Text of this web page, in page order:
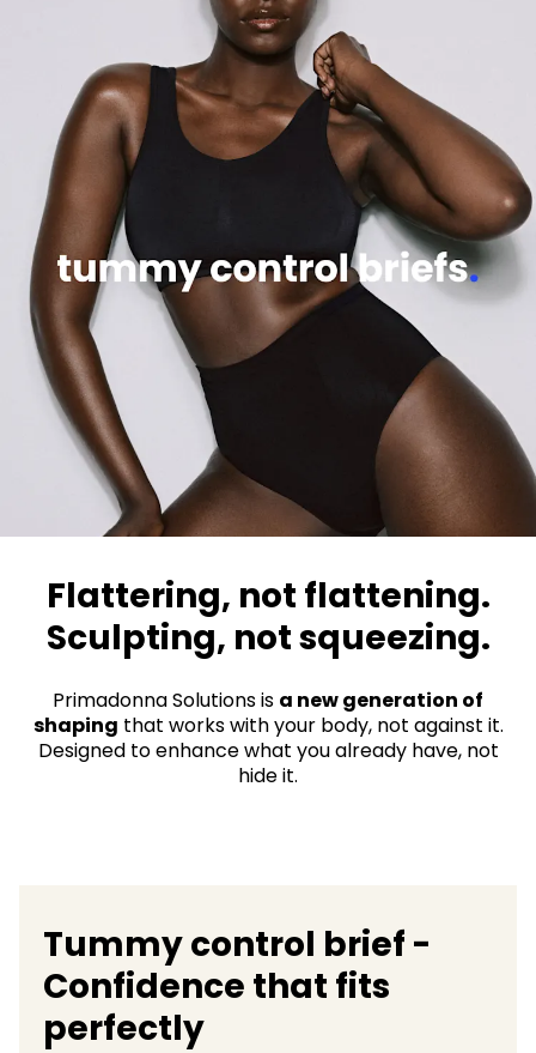
Flattering, not flattening.
Sculpting, not squeezing.​
Primadonna Solutions is a new generation of
shaping that works with your body, not against it.
Designed to enhance what you already have, not
hide it.
Tummy control brief -
Confidence that fits
perfectly